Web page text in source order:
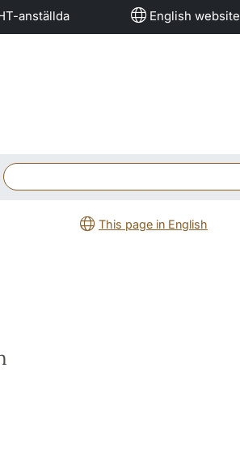
anställda English website
This page in English